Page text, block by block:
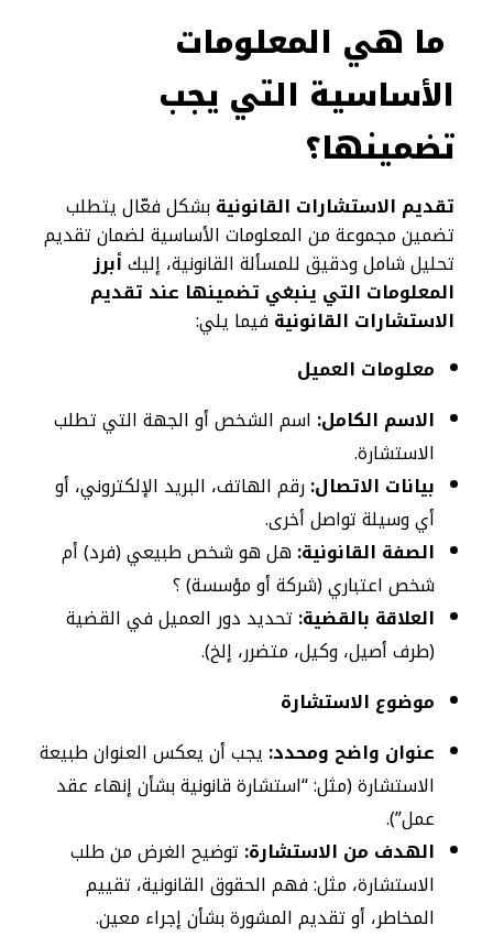
ما هي المعلومات
الأساسية التي يجب
تضمينها؟
تقديم الاستشارات القانونيةبشكل فعّال يتطلب
تضمين مجموعة من المعلومات الأساسية لضمان تقديم
تحليل شامل ودقيق للمسألة القانونية، إليكأبرز
المعلومات التي ينبغي تضمينها عند تقديم
الاستشارات القانونيةفيما يلي:
معلومات العميل
الاسم الكامل: اسم الشخص أو الجهة التي تطلب
الاستشارة.
بيانات الاتصال:رقم الهاتف، البريد الإلكتروني، أو
أي وسيلة تواصل أخرى.
الصفة القانونية:هل هو شخص طبيعي (فرد) أم
شخص اعتباري (شركة أو مؤسسة) ؟
العلاقة بالقضية: تحديد دور العميل في القضية
(طرف أصيل، وكيل، متضرر، إلخ).
موضوع الاستشارة
عنوان واضح ومحدد: يجب أن يعكس العنوان طبيعة
الاستشارة (مثل: “استشارة قانونية بشأن إنهاء عقد
عمل”).
الهدف من الاستشارة: توضيح الغرض من طلب
الاستشارة، مثل: فهم الحقوق القانونية، تقييم
المخاطر، أو تقديم المشورة بشأن إجراء معين.